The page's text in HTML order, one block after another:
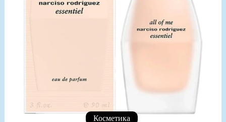
Косметика